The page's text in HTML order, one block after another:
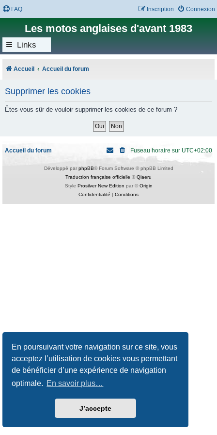
En poursuivant votre navigation sur ce site, vous
acceptez l’utilisation de cookies vous permettant
de bénéficier d’une expérience de navigation
optimale. En savoir plus…
J’accepte
FAQ Connexion
Inscription
Les motos anglaises d'avant 1983
Links
Accueil Accueil du forum
Supprimer les cookies
Êtes-vous sûr de vouloir supprimer les cookies de ce forum ?
Accueil du forum Fuseau horaire sur UTC+02:00
Développé par phpBB® Forum Software © phpBB Limited
Traduction française officielle ©Qiaeru
Style Prosilver New Edition par ©Origin
Confidentialité | Conditions